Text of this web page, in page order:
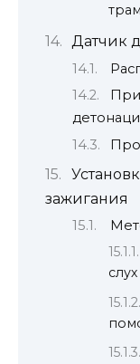
Датчик
зажигания
слух